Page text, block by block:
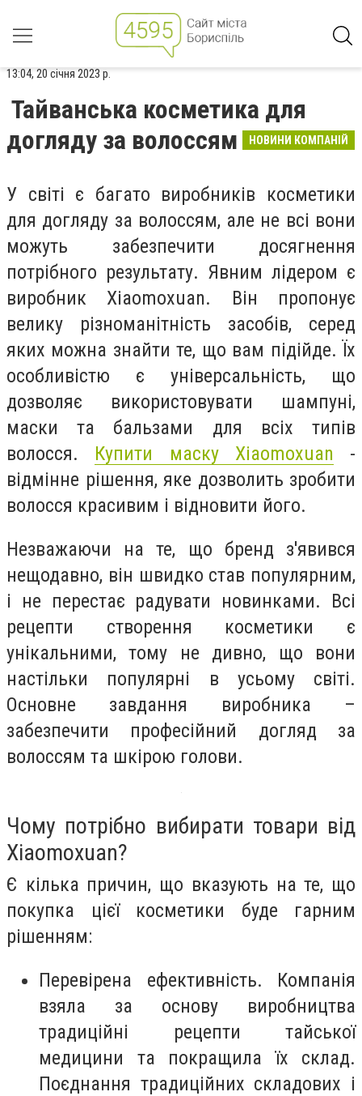
13:04, 20 січня 2023 р.
Тайванська косметика для
догляду за волоссям
НОВИНИ КОМПАНІЙ
У світі є багато виробників косметики
для догляду за волоссям, але не всі вони
можуть забезпечити досягнення
потрібного результату. Явним лідером є
виробник Хiaomoxuan. Він пропонує
велику різноманітність засобів, серед
яких можна знайти те, що вам підійде. Їх
особливістю є універсальність, що
дозволяє використовувати шампуні,
маски та бальзами для всіх типів
волосся. Купити маску Хiaomoxuan -
відмінне рішення, яке дозволить зробити
волосся красивим і відновити його.
Незважаючи на те, що бренд з'явився
нещодавно, він швидко став популярним,
і не перестає радувати новинками. Всі
рецепти створення косметики є
унікальними, тому не дивно, що вони
настільки популярні в усьому світі.
Основне завдання виробника –
забезпечити професійний догляд за
волоссям та шкірою голови.
Чому потрібно вибирати товари від
Хiaomoxuan?
Є кілька причин, що вказують на те, що
покупка цієї косметики буде гарним
рішенням:
Перевірена ефективність. Компанія
взяла за основу виробництва
традиційні рецепти тайської
медицини та покращила їх склад.
Поєднання традиційних складових і